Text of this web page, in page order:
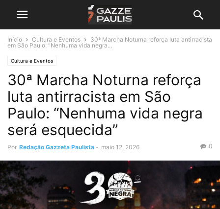
Início Cultura e Eventos
30ª Marcha Noturna reforça luta antirracista
em São Paulo: “Nenhuma vida negra...
Cultura e Eventos
30ª Marcha Noturna reforça
luta antirracista em São
Paulo: “Nenhuma vida negra
será esquecida”
Por Redação Gazzeta Paulista - maio 12, 2026 0